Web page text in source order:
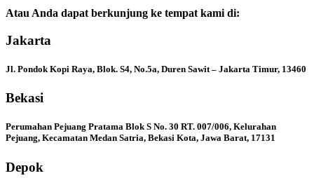
Atau Anda dapat berkunjung ke tempat kami di:
Jakarta
Jl. Pondok Kopi Raya, Blok. S4, No.5a, Duren Sawit – Jakarta Timur, 13460
Bekasi
Perumahan Pejuang Pratama Blok S No. 30 RT. 007/006, Kelurahan
Pejuang, Kecamatan Medan Satria, Bekasi Kota, Jawa Barat, 17131
Depok